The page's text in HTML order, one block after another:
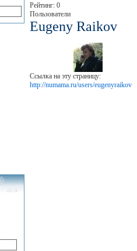
Рейтинг: 0
Пользователи
Eugeny Raikov
Ссылка на эту страницу:
http://numama.ru/users/eugenyraikov